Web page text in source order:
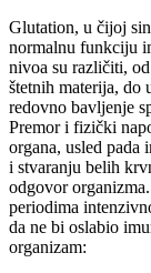
Glutation, u čijoj
normalnu funkciju
nivoa su različiti,
štetnih materija, do
redovno bavljenje
Premor i fizički
organa, usled
i stvaranju belih
odgovor
periodima
da ne bi oslabio
organizam: